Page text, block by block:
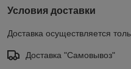
Условия доставки
Доставка осуществляется
Доставка "Самовывоз"